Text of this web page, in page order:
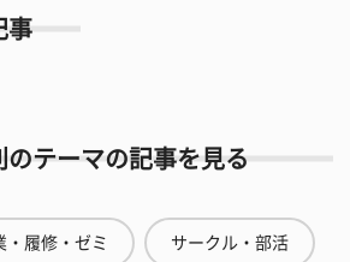
事
のテーマの記事を見る
・履修・ゼミ サークル・部活